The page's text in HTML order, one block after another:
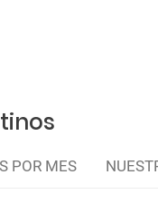
POR MES